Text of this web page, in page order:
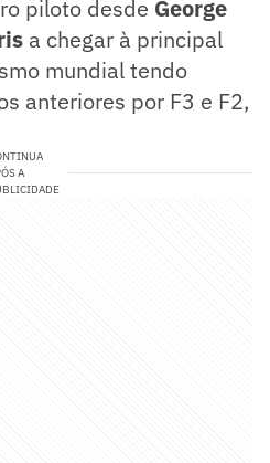
piloto desde George
a chegar à principal
mundial tendo
anteriores por F3 e F2,
A